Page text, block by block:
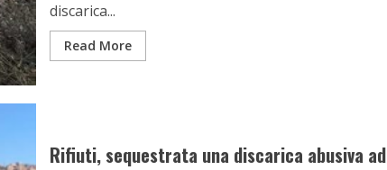
discarica...
Read More
Rifiuti, sequestrata una discarica abusiva ad